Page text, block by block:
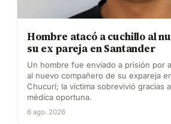
Hombre atacó a cuchillo al
su ex pareja en Santander
Un hombre fue enviado a prisión por
al nuevo compañero de su expareja
Chucurí; la víctima sobrevivió gracias
médica oportuna.
6 ago. 2026